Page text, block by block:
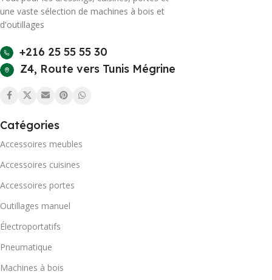
une vaste sélection de machines à bois et
d'outillages
+216 25 55 55 30
Z4, Route vers Tunis Mégrine
Catégories
Accessoires meubles
Accessoires cuisines
Accessoires portes
Outillages manuel
Électroportatifs
Pneumatique
Machines à bois